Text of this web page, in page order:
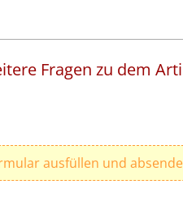
Fragen zu dem
ausfüllen und